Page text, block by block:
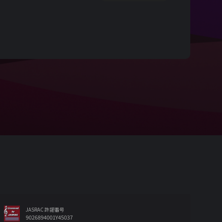
JASRAC 許諾番号
9026894001Y45037